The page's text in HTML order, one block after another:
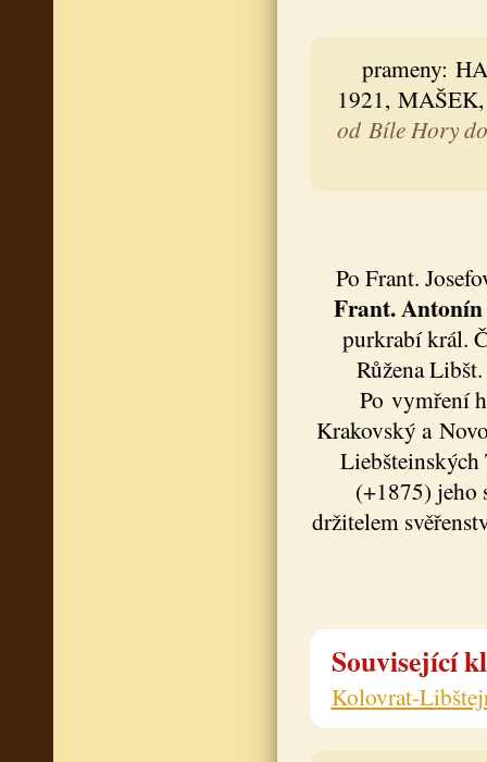
prameny:
1921,
od Bíle Hory
Po Frant.
Frant.
purkrabí král.
Růžena
Po vymření
Krakovský a
(+1875) jeho
držitelem
Související
Kolovrat-